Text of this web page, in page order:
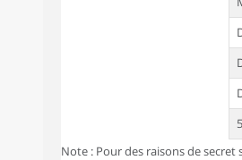
Note : Pour des raisons de